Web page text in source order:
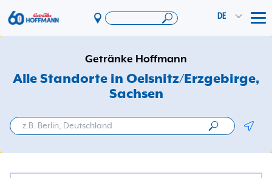
DE
Angebote & Aktionen
App
Vereinswelt
DosenExpress
Getränke Hoffmann
Alle Standorte in Oelsnitz/Erzgebirge,
Sachsen